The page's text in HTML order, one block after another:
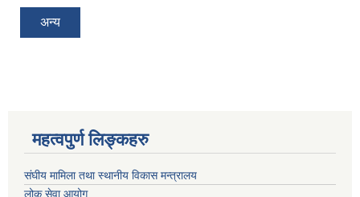
अन्य
महत्वपुर्ण लिङ्कहरु
संघीय मामिला तथा स्थानीय विकास मन्त्रालय
लोक सेवा आयोग